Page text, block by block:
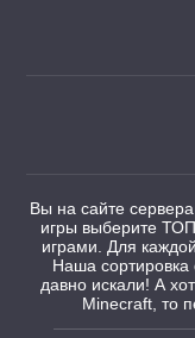
Вы на сайте
игры выберите
играми. Для
Наша сортировка
давно искали! А
Minecraft, то